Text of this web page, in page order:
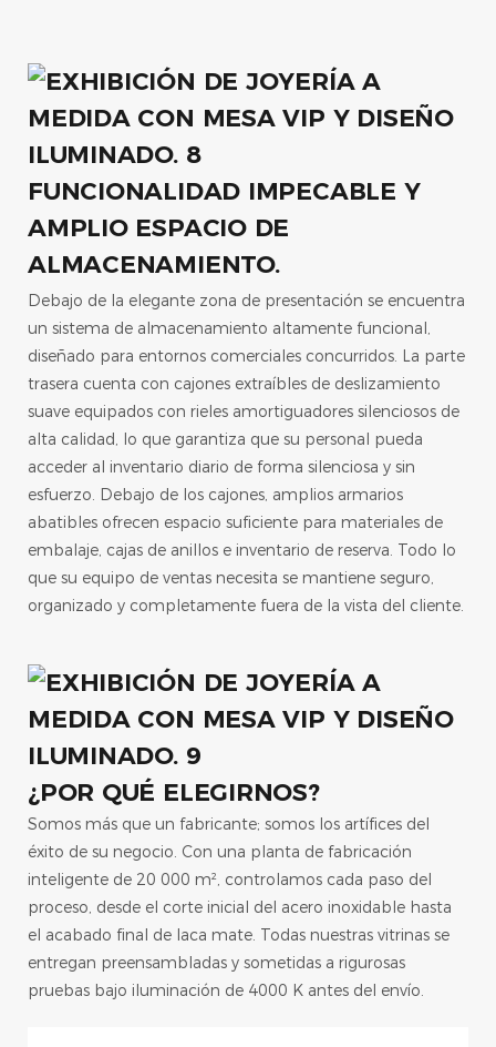
FUNCIONALIDAD IMPECABLE Y
AMPLIO ESPACIO DE
ALMACENAMIENTO.
Debajo de la elegante zona de presentación se encuentra
un sistema de almacenamiento altamente funcional,
diseñado para entornos comerciales concurridos. La parte
trasera cuenta con cajones extraíbles de deslizamiento
suave equipados con rieles amortiguadores silenciosos de
alta calidad, lo que garantiza que su personal pueda
acceder al inventario diario de forma silenciosa y sin
esfuerzo. Debajo de los cajones, amplios armarios
abatibles ofrecen espacio suficiente para materiales de
embalaje, cajas de anillos e inventario de reserva. Todo lo
que su equipo de ventas necesita se mantiene seguro,
organizado y completamente fuera de la vista del cliente.
¿POR QUÉ ELEGIRNOS?
Somos más que un fabricante; somos los artífices del
éxito de su negocio. Con una planta de fabricación
inteligente de 20 000 m², controlamos cada paso del
proceso, desde el corte inicial del acero inoxidable hasta
el acabado final de laca mate. Todas nuestras vitrinas se
entregan preensambladas y sometidas a rigurosas
pruebas bajo iluminación de 4000 K antes del envío.